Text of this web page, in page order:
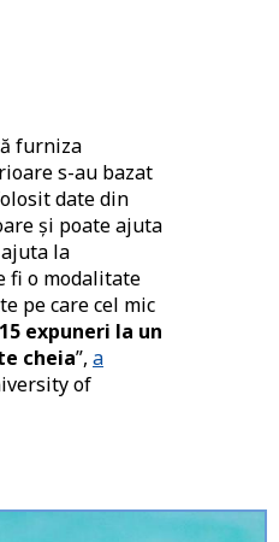
furniza
s-au bazat
date din
și poate ajuta
la
fi o modalitate
pe care cel mic
expuneri la un
cheia”, a
of